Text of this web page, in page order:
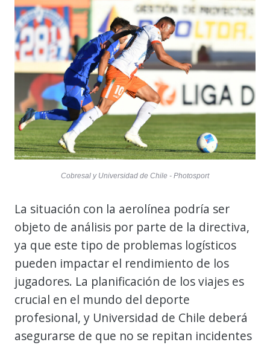
Cobresal y Universidad de Chile - Photosport
La situación con la aerolínea podría ser
objeto de análisis por parte de la directiva,
ya que este tipo de problemas logísticos
pueden impactar el rendimiento de los
jugadores. La planificación de los viajes es
crucial en el mundo del deporte
profesional, y Universidad de Chile deberá
asegurarse de que no se repitan incidentes